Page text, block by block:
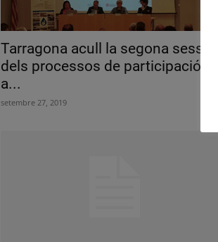
Tarragona acull la segona sessió
dels processos de participació per
a...
setembre 27, 2019